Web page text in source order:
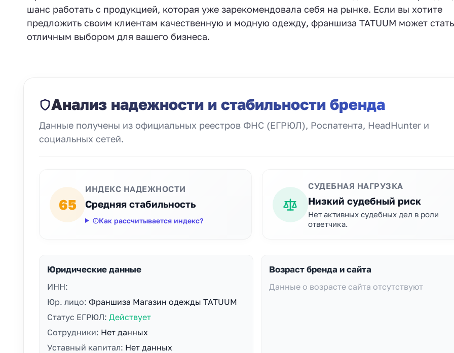
шанс работать с продукцией, которая уже зарекомендовала себя на рынке. Если вы хотите
предложить своим клиентам качественную и модную одежду, франшиза TATUUM может стать
отличным выбором для вашего бизнеса.
Анализ надежности и стабильности бренда
Данные получены из официальных реестров ФНС (ЕГРЮЛ), Роспатента, HeadHunter и
социальных сетей.
65
ИНДЕКС НАДЕЖНОСТИ
Средняя стабильность
Как рассчитывается индекс?
СУДЕБНАЯ НАГРУЗКА
Низкий судебный риск
Нет активных судебных дел в роли
ответчика.
Юридические данные
ИНН:
Юр. лицо: Франшиза Магазин одежды TATUUM
Статус ЕГРЮЛ: Действует
Сотрудники: Нет данных
Уставный капитал: Нет данных
Возраст бренда и сайта
Данные о возрасте сайта отсутствуют